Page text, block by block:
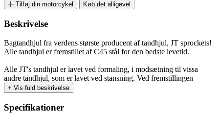
Tilføj din motorcykel Køb det alligevel
Beskrivelse
Bagtandhjul fra verdens største producent af tandhjul, JT sprockets!
Alle tandhjul er fremstillet af C45 stål for den bedste levetid.
Alle JT's tandhjul er lavet ved formaling, i modsætning til vissa
andre tandhjul, som er lavet ved stansning. Ved fremstillingen
+ Vis fuld beskrivelse
Specifikationer